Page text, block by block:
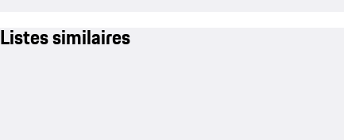
Listes similaires